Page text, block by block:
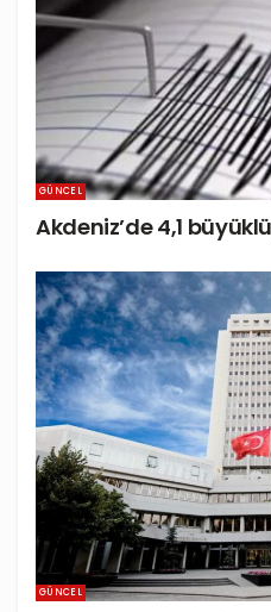
GÜNCEL
Akdeniz’de 4,1
GÜNCEL